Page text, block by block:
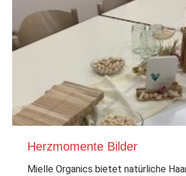
Herzmomente Bilder
Mielle Organics bietet natürliche